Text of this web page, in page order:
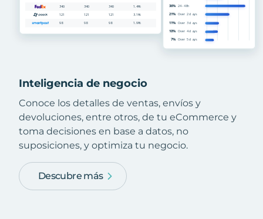
Inteligencia de negocio
Conoce los detalles de ventas, envíos y
devoluciones, entre otros, de tu eCommerce y
toma decisiones en base a datos, no
suposiciones, y optimiza tu negocio.
Descubre más